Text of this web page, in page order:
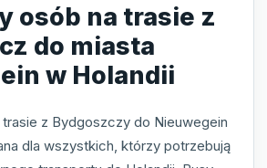
osób na trasie z
do miasta
w Holandii
z Bydgoszczy do Nieuwegein
dla wszystkich, którzy potrzebują